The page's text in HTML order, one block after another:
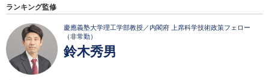
ランキング監修
慶應義塾大学理工学部教授／内閣府 上席科学技術政策フェロー
（非常勤）
鈴木秀男